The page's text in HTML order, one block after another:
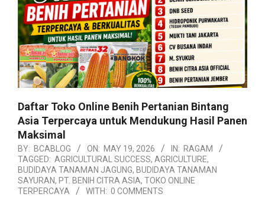
Daftar Toko Online Benih Pertanian Bintang
Asia Terpercaya untuk Mendukung Hasil Panen
Maksimal
BY: BCABLOG ON: MAY 19, 2026 IN: RAGAM
TAGGED: AGRICULTURAL SUCCESS, AGRICULTURE,
BUDIDAYA TANAMAN JAGUNG, BUDIDAYA TANAMAN
SAYURAN, PT. BENIH CITRA ASIA, TOKO ONLINE
TERPERCAYA
WITH: 0 COMMENTS